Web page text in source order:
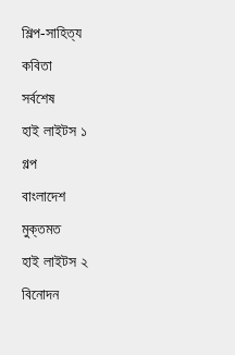
শিল্প-সাহিত্য
কবিতা
সর্বশেষ
হাই লাইটস ১
গল্প
বাংলাদেশ
মুক্তমত
হাই লাইটস ২
বিনোদন